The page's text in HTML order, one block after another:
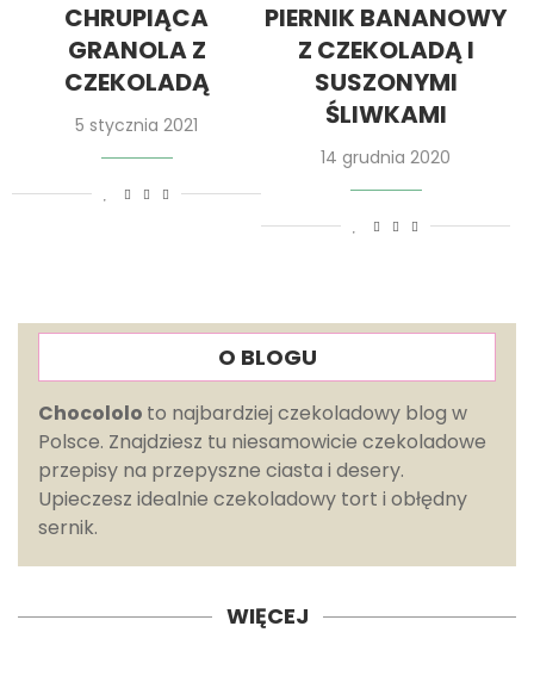
CHRUPIĄCA
GRANOLA Z
CZEKOLADĄ
5 stycznia 2021
PIERNIK BANANOWY
Z CZEKOLADĄ I
SUSZONYMI
ŚLIWKAMI
14 grudnia 2020
O BLOGU
Chocololo to najbardziej czekoladowy blog w
Polsce. Znajdziesz tu niesamowicie czekoladowe
przepisy na przepyszne ciasta i desery.
Upieczesz idealnie czekoladowy tort i obłędny
sernik.
WIĘCEJ